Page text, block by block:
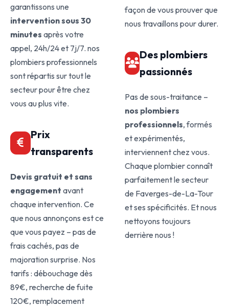
garantissons une
intervention sous 30
minutes après votre
appel, 24h/24 et 7j/7. nos
plombiers professionnels
sont répartis sur tout le
secteur pour être chez
vous au plus vite.
Prix
transparents
Devis gratuit et sans
engagement avant
chaque intervention. Ce
que nous annonçons est ce
que vous payez – pas de
frais cachés, pas de
majoration surprise. Nos
tarifs : débouchage dès
89€, recherche de fuite
120€, remplacement
façon de vous prouver que
nous travaillons pour durer.
Des plombiers
passionnés
Pas de sous-traitance –
nos plombiers
professionnels, formés
et expérimentés,
interviennent chez vous.
Chaque plombier connaît
parfaitement le secteur
de Faverges-de-La-Tour
et ses spécificités. Et nous
nettoyons toujours
derrière nous !